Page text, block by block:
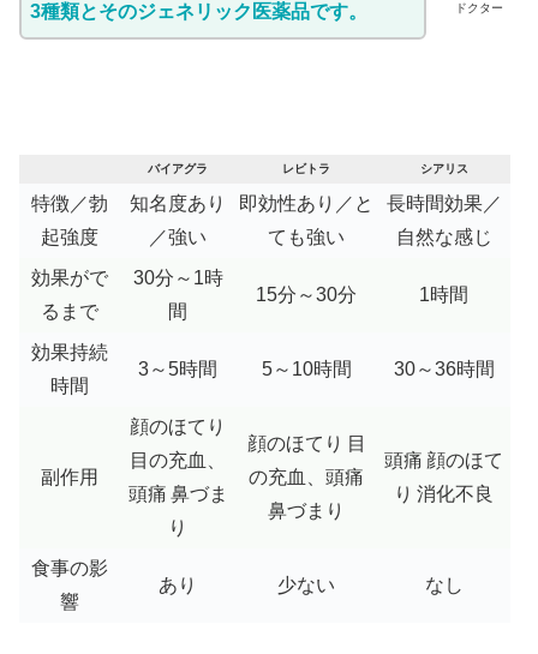
ドクター
3種類とそのジェネリック医薬品です。
バイアグラ レビトラ シアリス
特徴／勃
起強度
知名度あり
／強い
即効性あり／と
ても強い
長時間効果／
自然な感じ
効果がで
るまで
30分～1時
間
15分～30分 1時間
効果持続
時間
3～5時間 5～10時間 30～36時間
副作用
顔のほてり
目の充血、
頭痛 鼻づま
り
顔のほてり 目
の充血、頭痛
鼻づまり
頭痛 顔のほて
り 消化不良
食事の影
響
あり 少ない なし